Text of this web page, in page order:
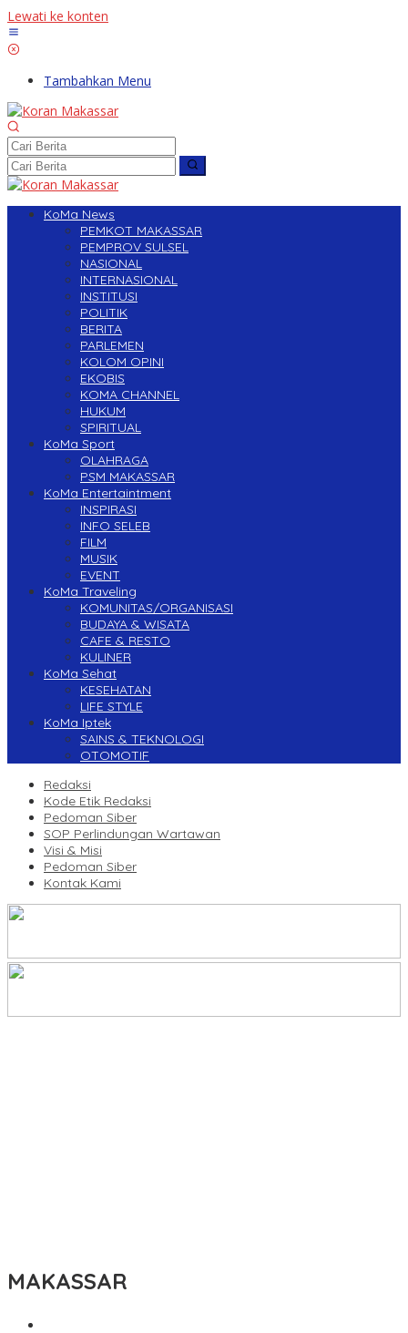
Lewati ke konten
Tambahkan Menu
KoMa News
PEMKOT MAKASSAR
PEMPROV SULSEL
NASIONAL
INTERNASIONAL
INSTITUSI
POLITIK
BERITA
PARLEMEN
KOLOM OPINI
EKOBIS
KOMA CHANNEL
HUKUM
SPIRITUAL
KoMa Sport
OLAHRAGA
PSM MAKASSAR
KoMa Entertaintment
INSPIRASI
INFO SELEB
FILM
MUSIK
EVENT
KoMa Traveling
KOMUNITAS/ORGANISASI
BUDAYA & WISATA
CAFE & RESTO
KULINER
KoMa Sehat
KESEHATAN
LIFE STYLE
KoMa Iptek
SAINS & TEKNOLOGI
OTOMOTIF
Redaksi
Kode Etik Redaksi
Pedoman Siber
SOP Perlindungan Wartawan
Visi & Misi
Pedoman Siber
Kontak Kami
MAKASSAR